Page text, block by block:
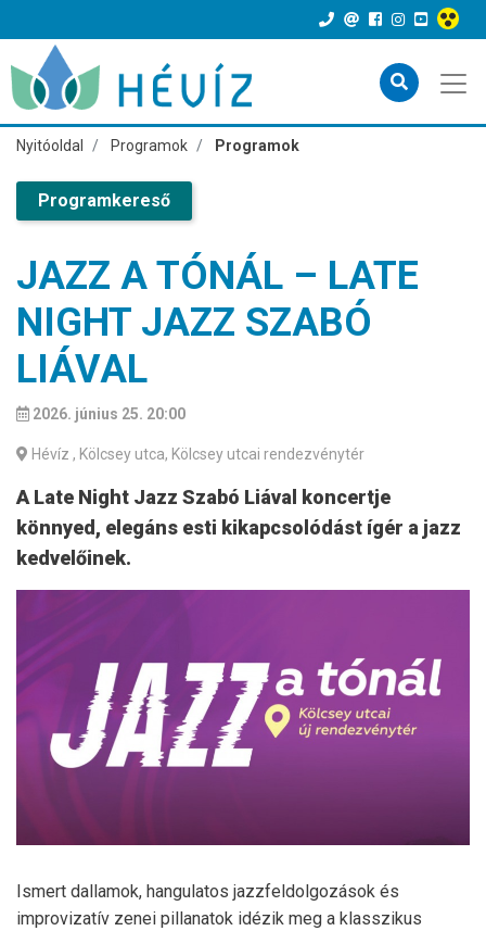
Nyitóoldal Programok Programok
Programkereső
JAZZ A TÓNÁL – LATE
NIGHT JAZZ SZABÓ
LIÁVAL
2026. június 25. 20:00
Hévíz , Kölcsey utca, Kölcsey utcai rendezvénytér
A Late Night Jazz Szabó Liával koncertje
könnyed, elegáns esti kikapcsolódást ígér a jazz
kedvelőinek.
Ismert dallamok, hangulatos jazzfeldolgozások és
improvizatív zenei pillanatok idézik meg a klasszikus